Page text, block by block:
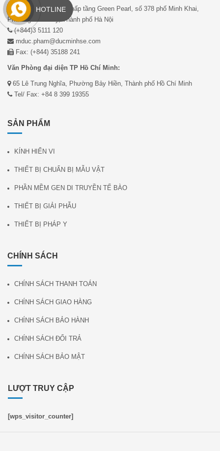
Căn BT.01.12, Khu thấp tầng Green Pearl, số 378 phố Minh Khai,
Phường Vĩnh Tuy, Thành phố Hà Nội
(+844)3 5111 120
mduc.pham@ducminhse.com
Fax: (+844) 35188 241
Văn Phòng đại diện TP Hồ Chí Minh:
65 Lê Trung Nghĩa, Phường Bảy Hiền, Thành phố Hồ Chí Minh
Tel/ Fax: +84 8 399 19355
SẢN PHẨM
KÍNH HIỂN VI
THIẾT BỊ CHUẨN BỊ MẪU VẬT
PHẦN MỀM GEN DI TRUYỀN TẾ BÀO
THIẾT BỊ GIẢI PHẪU
THIẾT BỊ PHÁP Y
CHÍNH SÁCH
CHÍNH SÁCH THANH TOÁN
CHÍNH SÁCH GIAO HÀNG
CHÍNH SÁCH BẢO HÀNH
CHÍNH SÁCH ĐỔI TRẢ
CHÍNH SÁCH BẢO MẬT
LƯỢT TRUY CẬP
[wps_visitor_counter]
HOTLINE